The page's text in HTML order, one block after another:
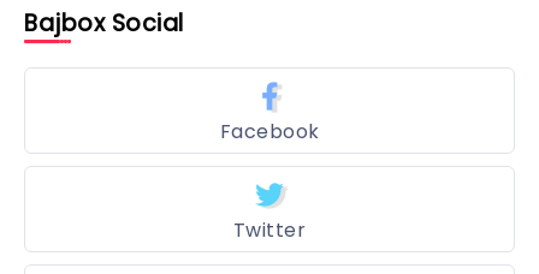
Bajbox Social
Facebook
Twitter